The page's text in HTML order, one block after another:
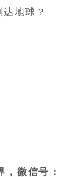
地球？
微信号：